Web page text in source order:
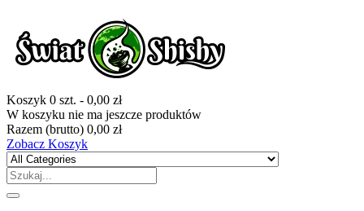
Koszyk 0 szt. - 0,00 zł
W koszyku nie ma jeszcze produktów
Razem (brutto) 0,00 zł
Zobacz Koszyk